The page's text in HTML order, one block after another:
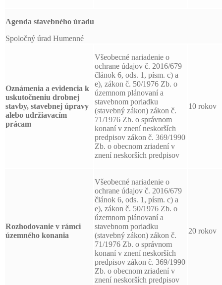
Agenda stavebného úradu
Spoločný úrad Humenné
Oznámenia a evidencia k
uskutočneniu drobnej
stavby, stavebnej úpravy
alebo udržiavacím
prácam
Všeobecné nariadenie o
ochrane údajov č. 2016/679
článok 6, ods. 1, písm. c) a
e), zákon č. 50/1976 Zb. o
územnom plánovaní a
stavebnom poriadku
(stavebný zákon) zákon č.
71/1976 Zb. o správnom
konaní v znení neskorších
predpisov zákon č. 369/1990
Zb. o obecnom zriadení v
znení neskorších predpisov
10 rokov
Rozhodovanie v rámci
územného konania
Všeobecné nariadenie o
ochrane údajov č. 2016/679
článok 6, ods. 1, písm. c) a
e), zákon č. 50/1976 Zb. o
územnom plánovaní a
stavebnom poriadku
(stavebný zákon) zákon č.
71/1976 Zb. o správnom
konaní v znení neskorších
predpisov zákon č. 369/1990
Zb. o obecnom zriadení v
znení neskorších predpisov
20 rokov